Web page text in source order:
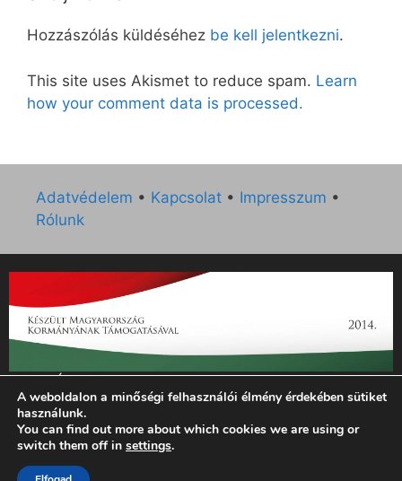
Hozzászólás küldéséhez be kell jelentkezni.
This site uses Akismet to reduce spam. Learn
how your comment data is processed.
Adatvédelem • Kapcsolat • Impresszum •
Rólunk
„Az Új Ember katolikus hetilap 2014. évi működésének
támogatását az EGYH-KCP-14-P-0121 sz. támogatási
szerződés keretében 3 000 000 Ft összegben támogatta az
Emberi Erőforrások Minisztériuma.”
A weboldalon a minőségi felhasználói élmény érdekében sütiket
használunk.
You can find out more about which cookies we are using or
switch them off in settings.